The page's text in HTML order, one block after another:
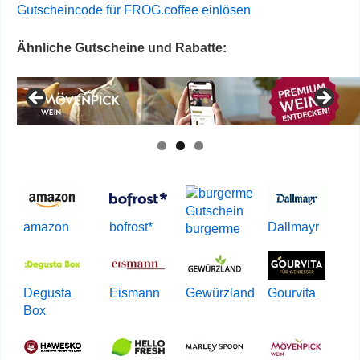
Gutscheincode für FROG.coffee einlösen
Ähnliche Gutscheine und Rabatte:
amazon bofrost* burgerme Dallmayr
Degusta
Box
Eismann Gewürzland Gourvita